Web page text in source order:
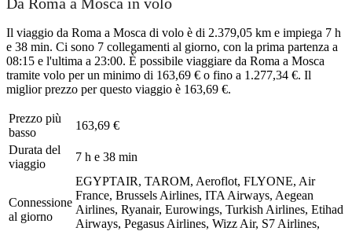
Il viaggio da Roma a Mosca di volo è di 2.379,05 km e impiega 7 h
e 38 min. Ci sono 7 collegamenti al giorno, con la prima partenza a
08:15 e l'ultima a 23:00. È possibile viaggiare da Roma a Mosca
tramite volo per un minimo di 163,69 € o fino a 1.277,34 €. Il
miglior prezzo per questo viaggio è 163,69 €.
Prezzo più
basso
163,69 €
Durata del
viaggio
7 h e 38 min
Connessione
al giorno
EGYPTAIR, TAROM, Aeroflot, FLYONE, Air
France, Brussels Airlines, ITA Airways, Aegean
Airlines, Ryanair, Eurowings, Turkish Airlines, Etihad
Airways, Pegasus Airlines, Wizz Air, S7 Airlines,